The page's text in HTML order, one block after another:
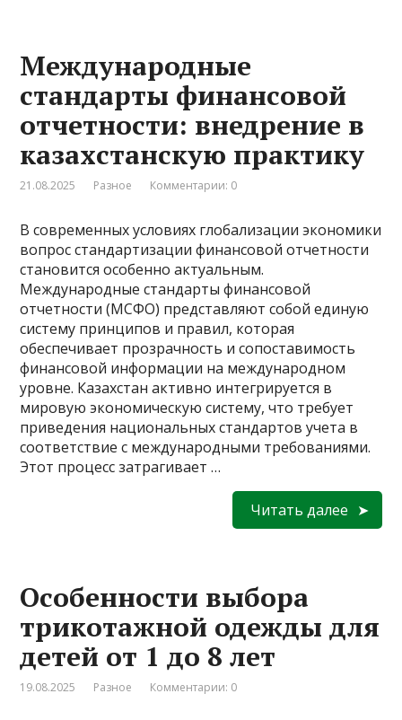
Международные
стандарты финансовой
отчетности: внедрение в
казахстанскую практику
21.08.2025 Разное Комментарии: 0
В современных условиях глобализации экономики
вопрос стандартизации финансовой отчетности
становится особенно актуальным.
Международные стандарты финансовой
отчетности (МСФО) представляют собой единую
систему принципов и правил, которая
обеспечивает прозрачность и сопоставимость
финансовой информации на международном
уровне. Казахстан активно интегрируется в
мировую экономическую систему, что требует
приведения национальных стандартов учета в
соответствие с международными требованиями.
Этот процесс затрагивает …
Читать далее
Особенности выбора
трикотажной одежды для
детей от 1 до 8 лет
19.08.2025 Разное Комментарии: 0